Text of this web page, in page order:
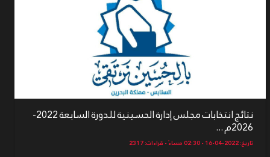
نتائج انتخابات مجلس إدارة الحسينية للدورة السابعة 2022-
2026م ...
تاريخ: 2022-04-16 - 02:30 مساءً - قراءات: 2317